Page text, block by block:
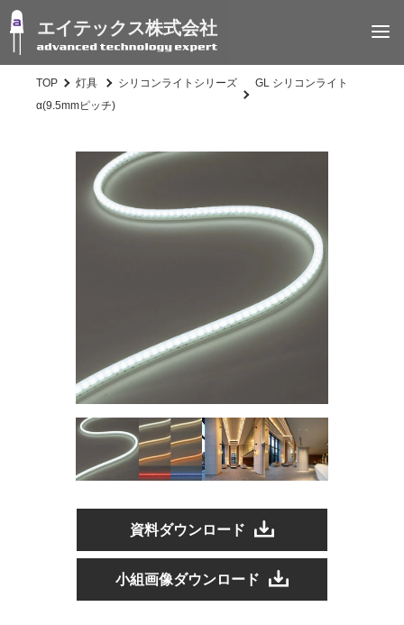
エイテックス株式会社
TOP 灯具 シリコンライトシリーズ
GL シリコンライト
α(9.5mmピッチ)
資料ダウンロード
小組画像ダウンロード